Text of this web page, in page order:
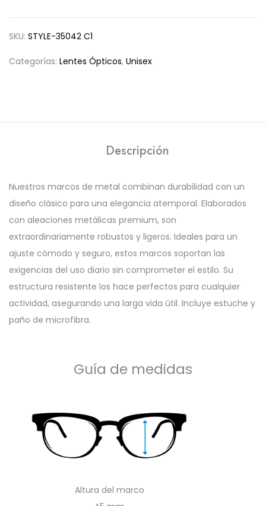
SKU: STYLE-35042 C1
Categorías: Lentes Ópticos, Unisex
Descripción
Nuestros marcos de metal combinan durabilidad con un
diseño clásico para una elegancia atemporal. Elaborados
con aleaciones metálicas premium, son
extraordinariamente robustos y ligeros. Ideales para un
ajuste cómodo y seguro, estos marcos soportan las
exigencias del uso diario sin comprometer el estilo. Su
estructura resistente los hace perfectos para cualquier
actividad, asegurando una larga vida útil. Incluye estuche y
paño de microfibra.
Guía de medidas
Altura del marco